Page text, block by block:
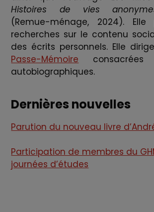
Histoires de vies
(Remue-ménage, 2024). Elle
recherches sur le contenu
des écrits personnels. Elle
Passe-Mémoire
autobiographiques.
Dernières nouvelles
Parution du nouveau livre
Participation de membres du
journées d’études